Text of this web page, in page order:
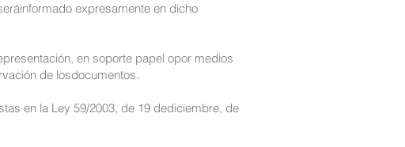
expresamente en dicho
en soporte papel opor medios
de losdocumentos.
en la Ley 59/2003, de 19 dediciembre, de